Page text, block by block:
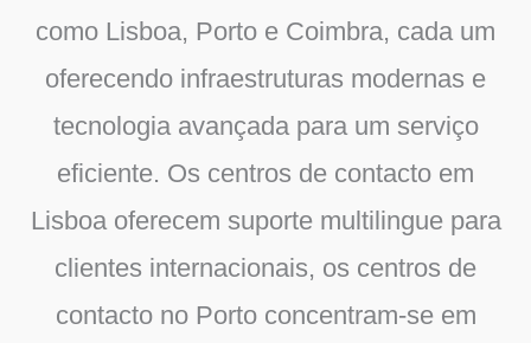
como Lisboa, Porto e Coimbra, cada um
oferecendo infraestruturas modernas e
tecnologia avançada para um serviço
eficiente. Os centros de contacto em
Lisboa oferecem suporte multilingue para
clientes internacionais, os centros de
contacto no Porto concentram-se em